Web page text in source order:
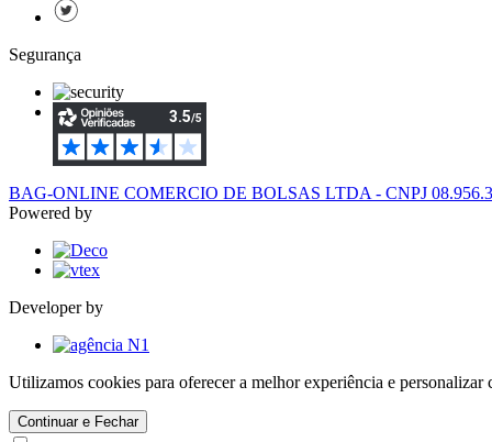
Segurança
BAG-ONLINE COMERCIO DE BOLSAS LTDA - CNPJ
Powered by
Developer by
Utilizamos cookies para oferecer a melhor experiência e
Continuar e Fechar